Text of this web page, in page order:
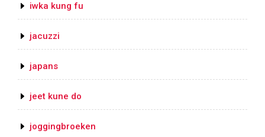
iwka kung fu
jacuzzi
japans
jeet kune do
joggingbroeken